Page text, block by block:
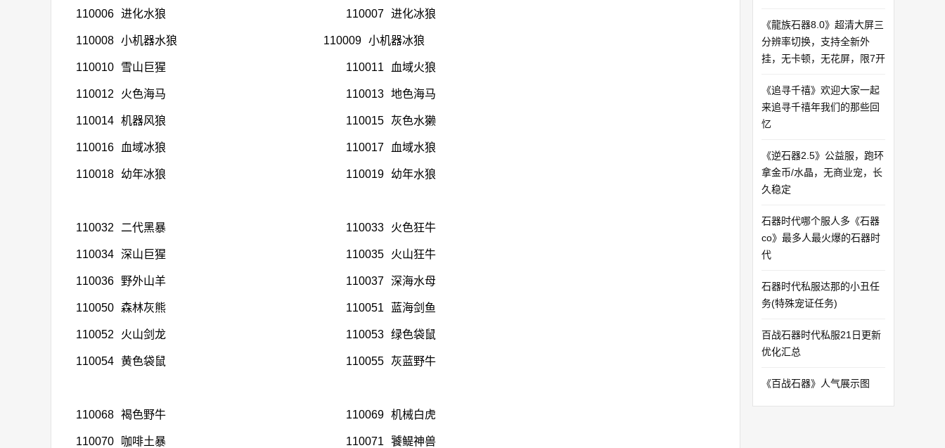
110006 进化水狼 110007 进化冰狼
110008 小机器水狼 110009 小机器冰狼
110010 雪山巨猩 110011 血域火狼
110012 火色海马 110013 地色海马
110014 机器风狼 110015 灰色水獭
110016 血域冰狼 110017 血域水狼
110018 幼年冰狼 110019 幼年水狼
110032 二代黑暴 110033 火色狂牛
110034 深山巨猩 110035 火山狂牛
110036 野外山羊 110037 深海水母
110050 森林灰熊 110051 蓝海剑鱼
110052 火山剑龙 110053 绿色袋鼠
110054 黄色袋鼠 110055 灰蓝野牛
110068 褐色野牛 110069 机械白虎
110070 咖啡土暴 110071 饕鳀神兽
《龍族石器8.0》超清大屏三
分辨率切换，支持全新外
挂，无卡顿，无花屏，限7开
《追寻千禧》欢迎大家一起
来追寻千禧年我们的那些回
忆
《逆石器2.5》公益服，跑环
拿金币/水晶，无商业宠，长
久稳定
石器时代哪个服人多《石器
co》最多人最火爆的石器时
代
石器时代私服达那的小丑任
务(特殊宠证任务)
百战石器时代私服21日更新
优化汇总
《百战石器》人气展示图